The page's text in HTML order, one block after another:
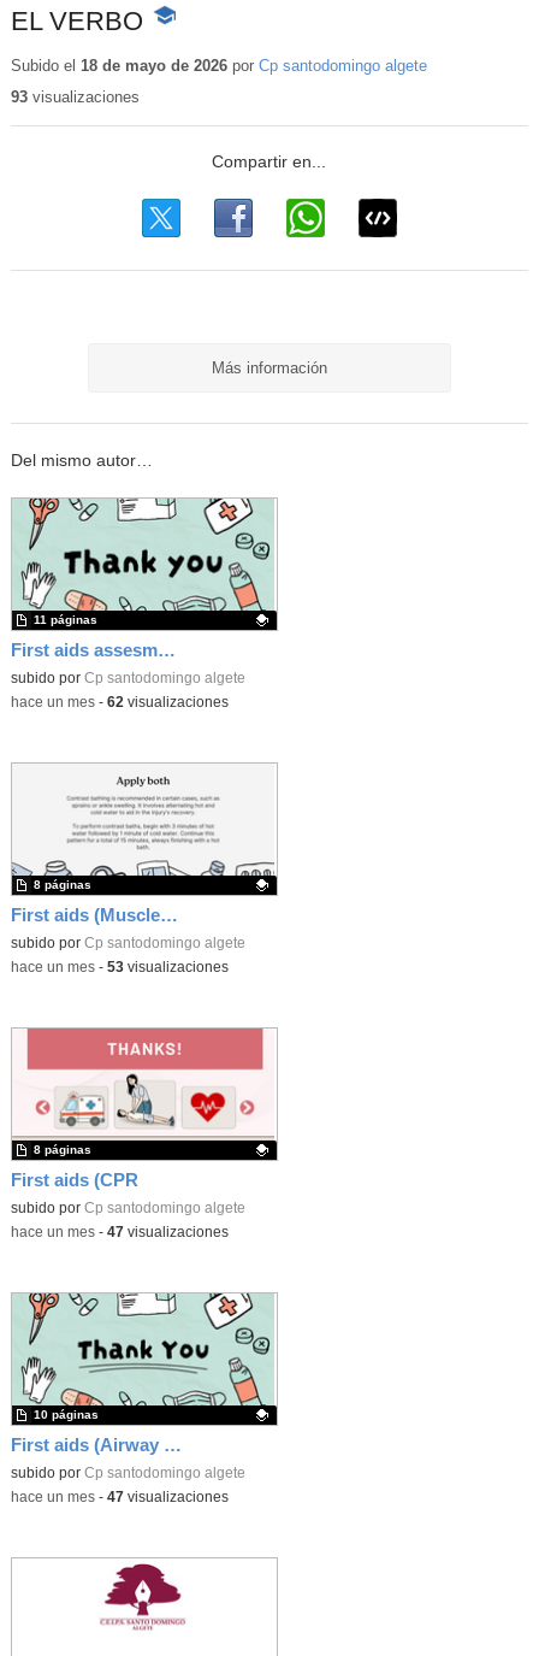
EL VERBO
-
educativo
Subido el 18 de mayo de 2026por Cp santodomingo algete
93visualizaciones
Más información
Del mismo autor…
First aids assesment
Contenido educativo.
subido por Cp santodomingo algete
11 páginas
-hace un mes- 62 visualizaciones
First aids (Muscles injuries)
Contenido educativo.
subido por Cp santodomingo algete
8 páginas
-hace un mes- 53visualizaciones
First aids (CPR
Contenido educativo.
subido por Cp santodomingo algete
8 páginas
-hace un mes- 47visualizaciones
First aids (Airway obstruction)
Contenido educativo.
subido por Cp santodomingo algete
10 páginas
-hace un mes- 47visualizaciones